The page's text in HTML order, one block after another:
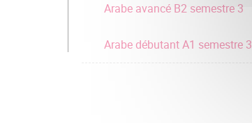
Arabe avancé B2 semestre 3
Arabe débutant A1 semestre 3